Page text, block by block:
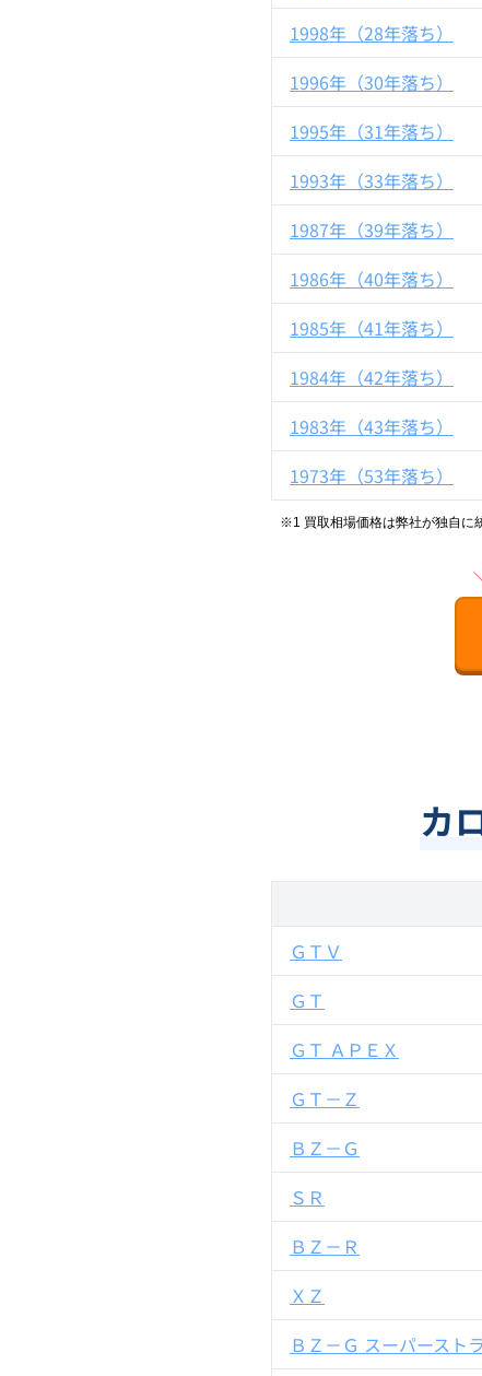
1998年（28年落ち）
1996年（30年落ち）
1995年（31年落ち）
1993年（33年落ち）
1987年（39年落ち）
1986年（40年落ち）
1985年（41年落ち）
1984年（42年落ち）
1983年（43年落ち）
1973年（53年落ち）
※1 買取相場価格は弊社が独自に
カ
ＧＴＶ
ＧＴ
ＧＴ ＡＰＥＸ
ＧＴ－Ｚ
ＢＺ－Ｇ
ＳＲ
ＢＺ－Ｒ
ＸＺ
ＢＺ－Ｇ スーパースト